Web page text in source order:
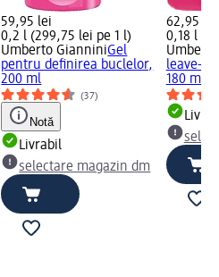
59,95 lei
0,2 l (299,75 lei pe 1 l)
Umberto GianniniGel
pentru definirea buclelor,
200 ml
(37)
Notă
Livrabil
selectare magazin dm
62,95 lei
0,18 l
leave-in
180 ml